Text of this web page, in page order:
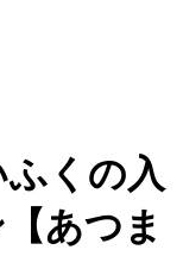
ふくの入
あつま